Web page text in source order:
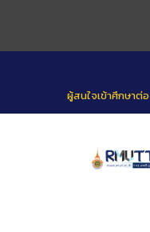
ผู้สนใจเข้าศึกษาต่อ